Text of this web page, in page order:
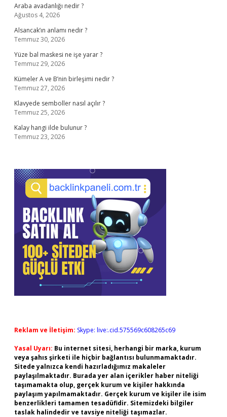
Araba avadanlığı nedir ?
Ağustos 4, 2026
Alsancak’ın anlamı nedir ?
Temmuz 30, 2026
Yüze bal maskesi ne işe yarar ?
Temmuz 29, 2026
Kümeler A ve B’nin birleşimi nedir ?
Temmuz 27, 2026
Klavyede semboller nasıl açılır ?
Temmuz 25, 2026
Kalay hangi ilde bulunur ?
Temmuz 23, 2026
Reklam ve İletişim: Skype: live:.cid.575569c608265c69
Yasal Uyarı: Bu internet sitesi, herhangi bir marka, kurum
veya şahıs şirketi ile hiçbir bağlantısı bulunmamaktadır.
Sitede yalnızca kendi hazırladığımız makaleler
paylaşılmaktadır. Burada yer alan içerikler haber niteliği
taşımamakta olup, gerçek kurum ve kişiler hakkında
paylaşım yapılmamaktadır. Gerçek kurum ve kişiler ile isim
benzerlikleri tamamen tesadüfidir. Sitemizdeki bilgiler
taslak halindedir ve tavsiye niteliği taşımazlar.